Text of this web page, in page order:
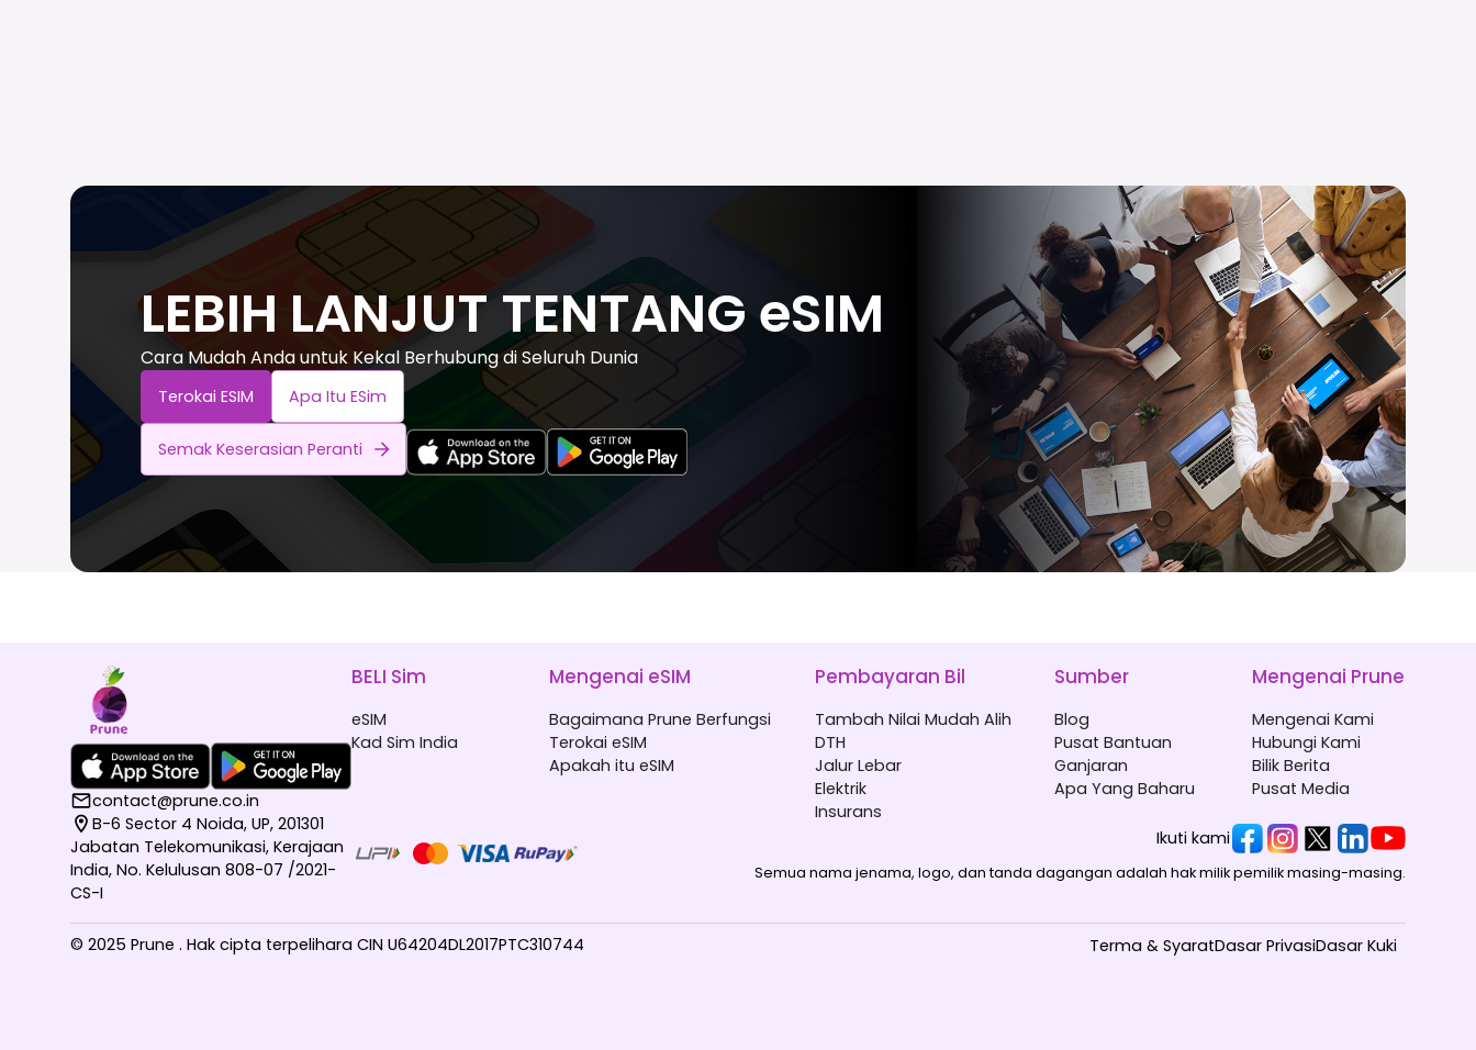
LEBIH LANJUT TENTANG eSIM
Cara Mudah Anda untuk Kekal Berhubung di Seluruh Dunia
Terokai ESIM Apa Itu ESim
Semak Keserasian Peranti
contact@prune.co.in
B-6 Sector 4 Noida, UP, 201301
Jabatan Telekomunikasi, Kerajaan
India, No. Kelulusan 808-07 /2021-
CS-I
BELI Sim
eSIM
Kad Sim India
Mengenai eSIM
Bagaimana Prune Berfungsi
Terokai eSIM
Apakah itu eSIM
Pembayaran Bil
Tambah Nilai Mudah Alih
DTH
Jalur Lebar
Elektrik
Insurans
Sumber
Blog
Pusat Bantuan
Ganjaran
Apa Yang Baharu
Mengenai Prune
Mengenai Kami
Hubungi Kami
Bilik Berita
Pusat Media
Ikuti kami
Semua nama jenama, logo, dan tanda dagangan adalah hak milik pemilik masing-masing.
© 2025 Prune . Hak cipta terpelihara CIN U64204DL2017PTC310744 Terma & SyaratDasar PrivasiDasar Kuki